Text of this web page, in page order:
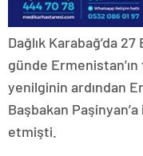
Dağlık Karabağ’da
günde
yenilginin ardından
Başbakan
etmişti.